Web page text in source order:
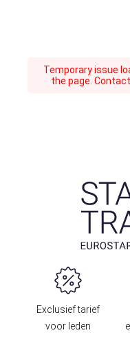
Temporary issue
the page.
Exclusief tarief
voor leden